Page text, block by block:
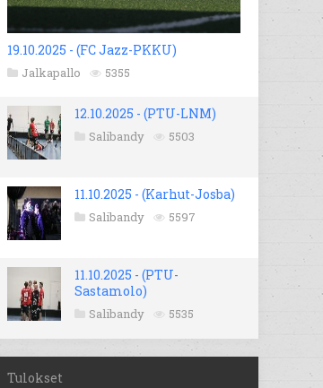
19.10.2025 - (FC Jazz-PKKU)
Jalkapallo 5355
12.10.2025 - (PTU-LNM)
Salibandy 5503
11.10.2025 - (Karhut-Josba)
Salibandy 5597
11.10.2025 - (PTU-
Sastamolo)
Salibandy 5535
Tulokset